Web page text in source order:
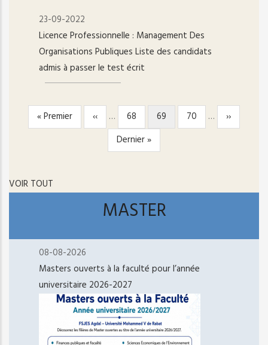
23-09-2022
Licence Professionnelle : Management Des
Organisations Publiques Liste des candidats
admis à passer le test écrit
PAGINATION
Première
page
« Premier
Page
précédente
‹‹ … Page
68
Page
courante
69 Page
70 …
Page
suivante
››
Dernière
page
Dernier »
VOIR TOUT
MASTER
08-08-2026
Masters ouverts à la faculté pour l’année
universitaire 2026-2027